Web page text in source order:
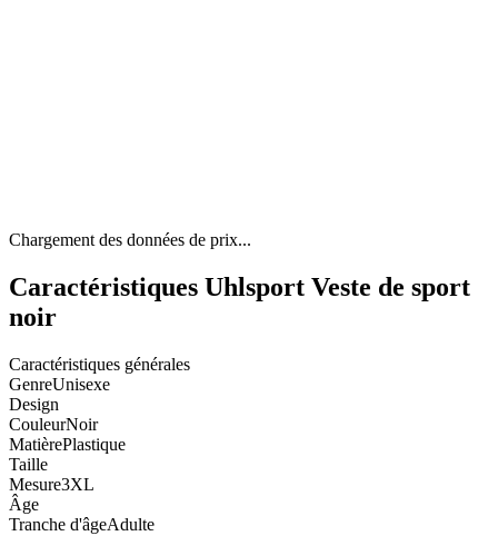
Chargement des données de prix...
Caractéristiques Uhlsport Veste de sport
noir
Caractéristiques générales
GenreUnisexe
Design
CouleurNoir
MatièrePlastique
Taille
Mesure3XL
Âge
Tranche d'âgeAdulte